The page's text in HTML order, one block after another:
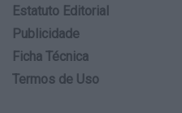
Estatuto Editorial
Publicidade
Ficha Técnica
Termos de Uso